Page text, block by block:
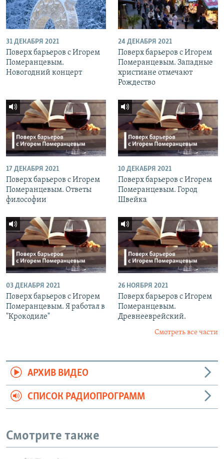
31 ДЕКАБРЯ 2021
Поверх барьеров с Игорем
Померанцевым.
Новогодний концерт
24 ДЕКАБРЯ 2021
Поверх барьеров с Игорем
Померанцевым. Западные
христиане отмечают
Рождество
17 ДЕКАБРЯ 2021
Поверх барьеров с Игорем
Померанцевым. Ответы
философии
10 ДЕКАБРЯ 2021
Поверх барьеров с Игорем
Померанцевым. Город
Швейка
03 ДЕКАБРЯ 2021
Поверх барьеров с Игорем
Померанцевым. Я работал в
"Крокодиле"
26 НОЯБРЯ 2021
Поверх барьеров с Игорем
Померанцевым.
Древнееврейский.
Смотреть все части
АРХИВ ВИДЕО
СПИСОК РАДИОПРОГРАММ
Смотрите также